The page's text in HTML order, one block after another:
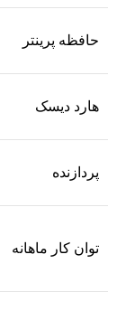
حافظه پرینتر
هارد دیسک
پردازنده
توان کار ماهانه